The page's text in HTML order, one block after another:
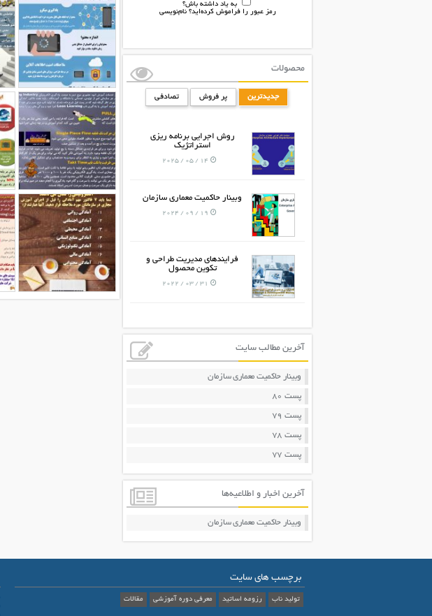
به یاد داشته باش؟
رمز عبور را فراموش کرده‌اید؟ نام‌نویسی
محصولات
جدیدترین پر فروش تصادفی
روش اجرایی برنامه ریزی
استراتژیک
14 / 05 / 2025
وبینار حاکمیت معماری سازمان
19 / 09 / 2024
فرایندهای مدیریت طراحی و
تکوین محصول
31 / 03 / 2022
آخرین مطالب سایت
وبینار حاکمیت معماری سازمان
پست 80
پست 79
پست 78
پست 77
آخرین اخبار و اطلاعیه‌ها
وبینار حاکمیت معماری سازمان
برچسب های سایت
تولید ناب رزومه اساتید معرفی دوره آموزشی مقالات